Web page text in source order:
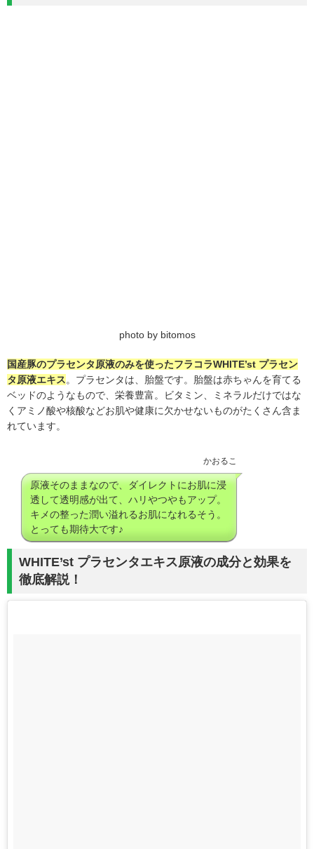
photo by bitomos
国産豚のプラセンタ原液のみを使ったフラコラWHITE’st プラセン
タ原液エキス。プラセンタは、胎盤です。胎盤は赤ちゃんを育てる
ベッドのようなもので、栄養豊富。ビタミン、ミネラルだけではな
くアミノ酸や核酸などお肌や健康に欠かせないものがたくさん含ま
れています。
かおるこ
原液そのままなので、ダイレクトにお肌に浸
透して透明感が出て、ハリやつやもアップ。
キメの整った潤い溢れるお肌になれるそう。
とっても期待大です♪
WHITE’st プラセンタエキス原液の成分と効果を
徹底解説！